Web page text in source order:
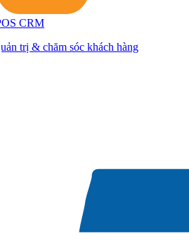
CRM
trị & chăm sóc khách hàng